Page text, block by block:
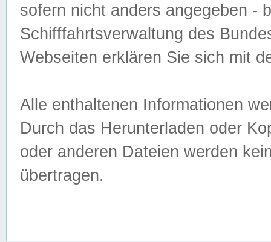
sofern nicht anders angegeben -
Schifffahrtsverwaltung des
Webseiten erklären Sie sich mit
Alle enthaltenen Informationen
Durch das Herunterladen oder
oder anderen Dateien werden
übertragen.